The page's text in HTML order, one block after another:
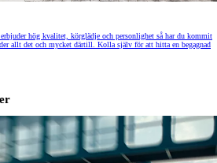
hög kvalitet, körglädje och personlighet så har du kommit
allt det och mycket därtill. Kolla själv för att hitta en begagnad